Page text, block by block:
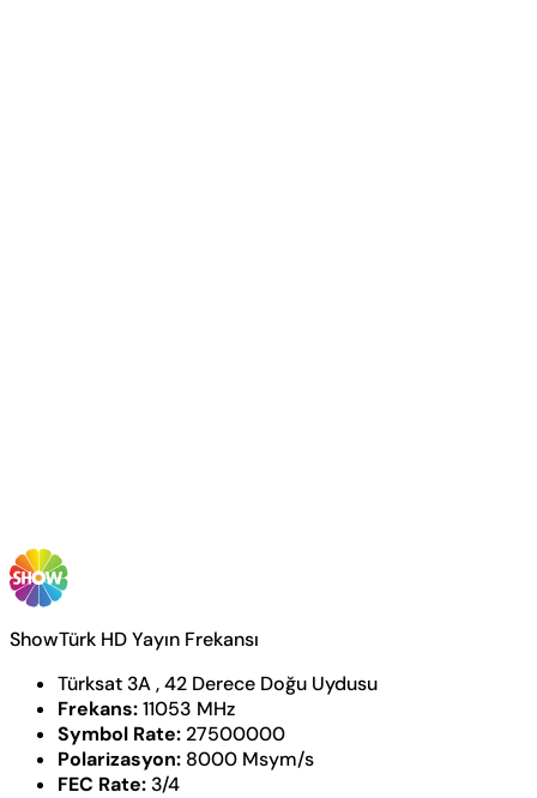
ShowTürk HD Yayın Frekansı
Türksat 3A , 42 Derece Doğu Uydusu
Frekans:11053 MHz
Symbol Rate: 27500000
Polarizasyon: 8000 Msym/s
FEC Rate: 3/4